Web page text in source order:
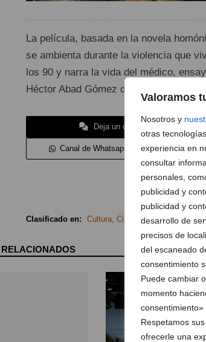
Valoramos
Nosotros y
otras
experiencia en
consultar
personales,
publicidad y
publicidad y
desarrollo de
precisos de
del escaneado
consentimiento
Puede cambiar
momento
consentimiento»
Respetamos
ofrecerle una
La película, basada en la novela
se ambienta durante la violencia que
los 90 y narra la vida del médico,
Héctor Abad Gómez desde la visión de
Deja un comentario
Canal de Whatsapp
Clasificado en: Cultura, Cine y televisión, Cine